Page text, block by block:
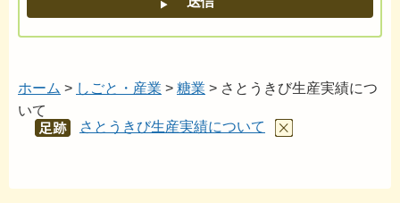
ホーム > しごと・産業 > 糖業 > さとうきび生産実績につ
いて
あし
さとうきび生産実績について